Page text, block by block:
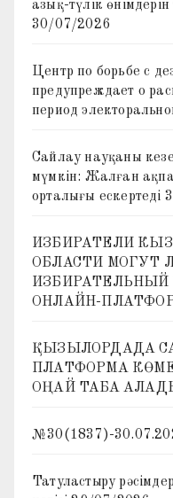
азық-түлік
30/07/2026
Центр по борьбе с
предупреждает о
период
Сайлау науқаны
мүмкін: Жалған
орталығы ескертеді
ИЗБИРАТЕЛИ
ОБЛАСТИ МОГУТ
ОНЛАЙН-
ҚЫЗЫЛОРДАДА
ПЛАТФОРМА
ОҢАЙ ТАБА
№30(1837)-
Татуластыру